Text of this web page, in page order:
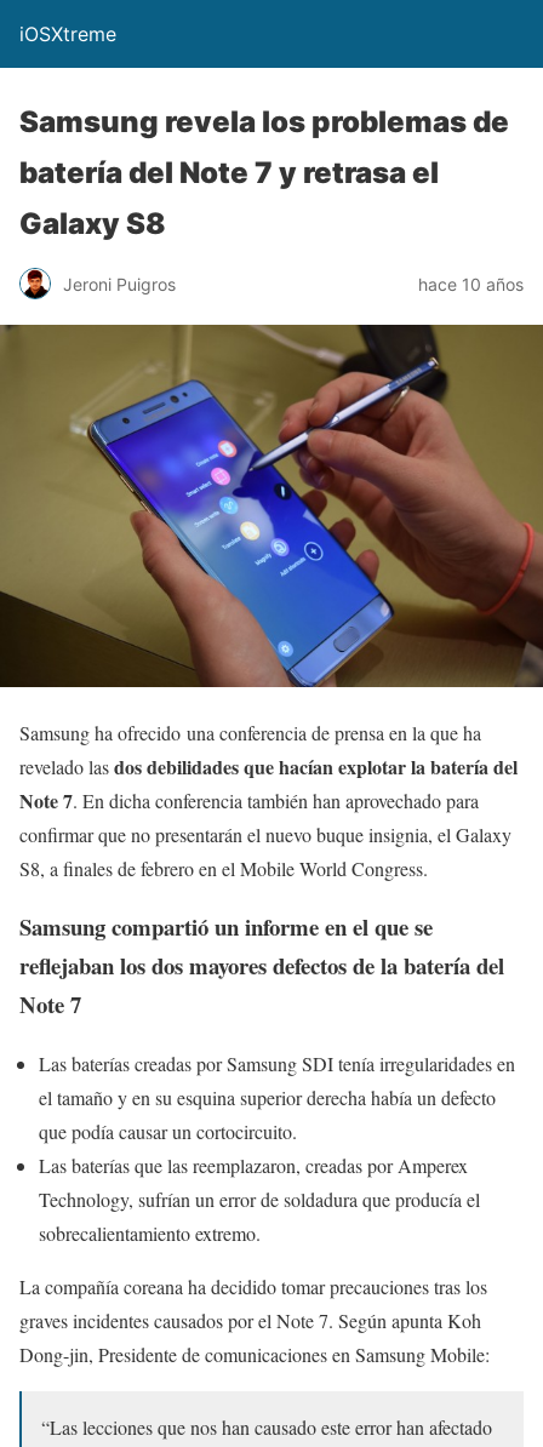
iOSXtreme
Samsung revela los problemas de
batería del Note 7 y retrasa el
Galaxy S8
Jeroni Puigros hace 10 años
Samsung ha ofrecido una conferencia de prensa en la que ha
revelado lasdos debilidades que hacían explotar la batería del
Note 7. En dicha conferencia también han aprovechado para
confirmar que no presentarán el nuevo buque insignia, el Galaxy
S8, a finales de febrero en el Mobile World Congress.
Samsung compartió un informe en el que se
reflejaban los dos mayores defectos de la batería del
Note 7
Las baterías creadas por Samsung SDI tenía irregularidades en
el tamaño y en su esquina superior derecha había un defecto
que podía causar un cortocircuito.
Las baterías que las reemplazaron, creadas por Amperex
Technology, sufrían un error de soldadura que producía el
sobrecalientamiento extremo.
La compañía coreana ha decidido tomar precauciones tras los
graves incidentes causados por el Note 7. Según apunta Koh
Dong-jin, Presidente de comunicaciones en Samsung Mobile:
“Las lecciones que nos han causado este error han afectado